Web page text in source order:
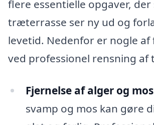
flere essentielle opgaver, der
træterrasse ser ny ud og
levetid. Nedenfor er nogle af
ved professionel rensning
Fjernelse af alger og
svamp og mos kan gøre